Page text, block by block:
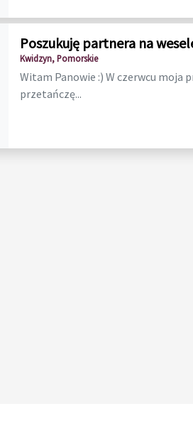
Poszukuję partnera na
Kwidzyn, Pomorskie
Witam Panowie :) W czerwcu moja
przetańczę...